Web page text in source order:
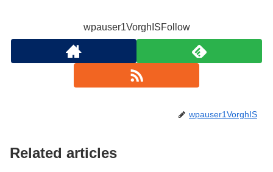
wpauser1VorghISFollow
wpauser1VorghIS
Related articles